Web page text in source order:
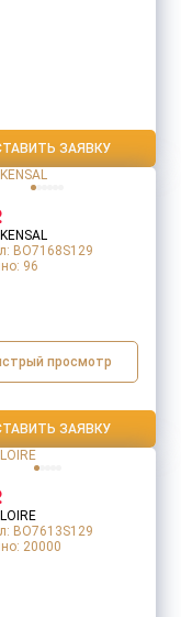
ЗАЯВКУ
BO7168S129
96
просмотр
ЗАЯВКУ
BO7613S129
20000